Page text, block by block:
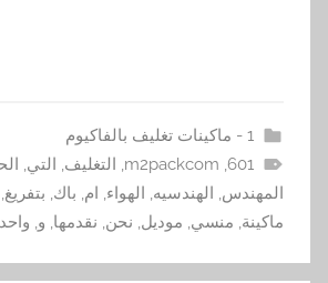
m2packcom
,التغليف,التي ,الحديث ,
الهندسيه,الهواء,ام,باك ,بتفريغ ,تو ,غرفة,
,موديل ,نحن ,نقدمها , و,واحدة